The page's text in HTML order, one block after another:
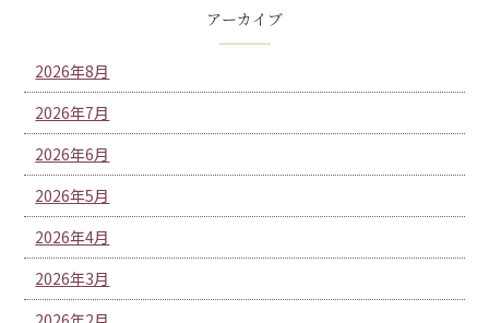
アーカイブ
2026年8月
2026年7月
2026年6月
2026年5月
2026年4月
2026年3月